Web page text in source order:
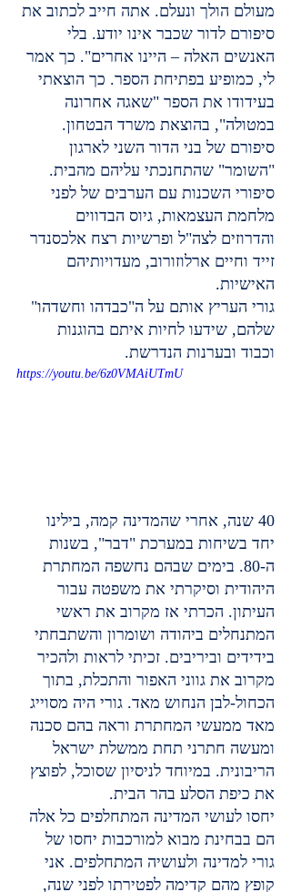
מעולם הולך ונעלם. אתה חייב לכתוב את
סיפורם לדור שכבר אינו יודע. בלי
האנשים האלה – היינו אחרים". כך אמר
לי, כמופיע בפתיחת הספר. כך הוצאתי
בעידודו את הספר "שאגה אחרונה
במטולה", בהוצאת משרד הבטחון.
סיפורם של בני הדור השני לארגון
"השומר" שהתחנכתי עליהם מהבית.
סיפורי השכנות עם הערבים של לפני
מלחמת העצמאות, גיוס הבדווים
והדרוזים לצה"ל ופרשיות רצח אלכסנדר
זייד וחיים ארלוזורוב, מעדויותיהם
האישיות.
גורי העריץ אותם על ה"כבדהו וחשדהו"
שלהם, שידעו לחיות איתם בהוגנות
וכבוד ובערנות הנדרשת.
https://youtu.be/6z0VMAiUTmU
40 שנה, אחרי שהמדינה קמה, בילינו
יחד בשיחות במערכת "דבר", בשנות
ה-80. בימים שבהם נחשפה המחתרת
היהודית וסיקרתי את משפטה עבור
העיתון. הכרתי אז מקרוב את ראשי
המתנחלים ביהודה ושומרון והשתבחתי
בידידים וביריבים. זכיתי לראות ולהכיר
מקרוב את גווני האפור והתכלת, בתוך
הכחול-לבן הנחוש מאד. גורי היה מסוייג
מאד ממעשי המחתרת וראה בהם סכנה
ומעשה חתרני תחת ממשלת ישראל
הריבונית. במיוחד לניסיון שסוכל, לפוצץ
את כיפת הסלע בהר הבית.
יחסו לעושי המדינה המתחלפים כל אלה
הם בבחינת מבוא למורכבות יחסו של
גורי למדינה ולעושיה המתחלפים. אני
קופץ מהם קדימה לפטירתו לפני שנה,